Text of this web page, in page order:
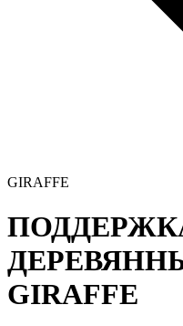
GIRAFFE
GIRAFFE